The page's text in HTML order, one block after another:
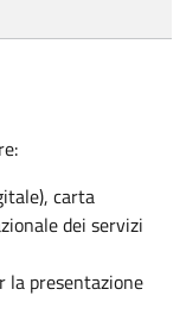
carta
dei servizi
la presentazione